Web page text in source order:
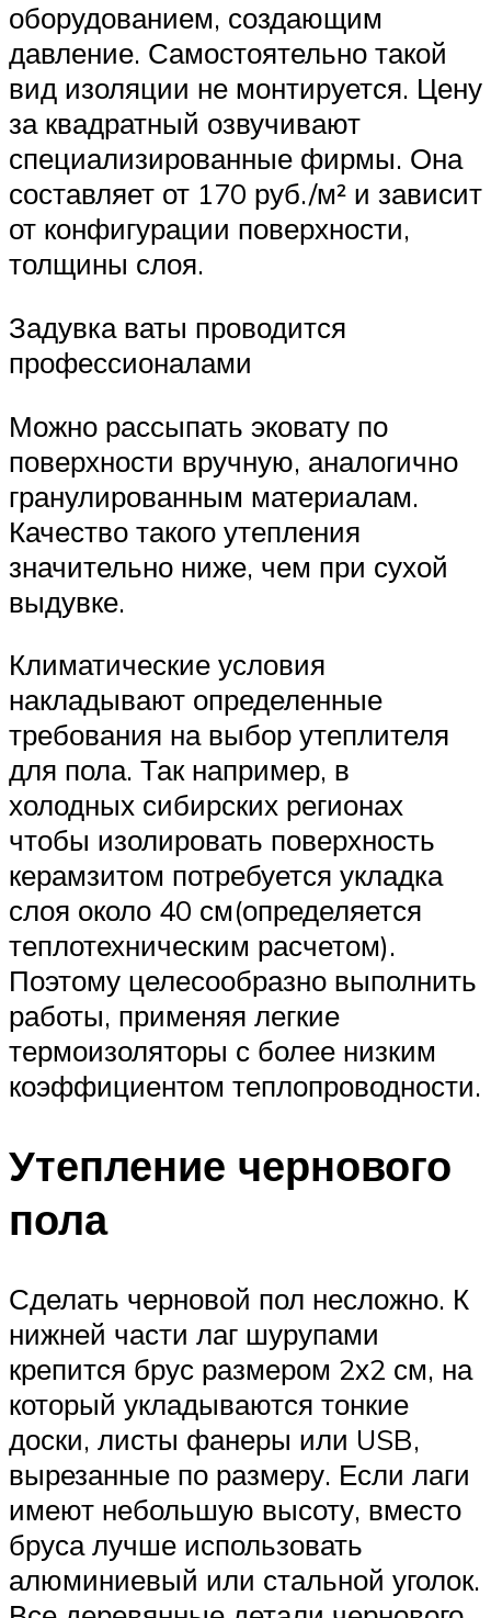
оборудованием, создающим
давление. Самостоятельно такой
вид изоляции не монтируется. Цену
за квадратный озвучивают
специализированные фирмы. Она
составляет от 170 руб./м² и зависит
от конфигурации поверхности,
толщины слоя.
Задувка ваты проводится
профессионалами
Можно рассыпать эковату по
поверхности вручную, аналогично
гранулированным материалам.
Качество такого утепления
значительно ниже, чем при сухой
выдувке.
Климатические условия
накладывают определенные
требования на выбор утеплителя
для пола. Так например, в
холодных сибирских регионах
чтобы изолировать поверхность
керамзитом потребуется укладка
слоя около 40 см(определяется
теплотехническим расчетом).
Поэтому целесообразно выполнить
работы, применяя легкие
термоизоляторы с более низким
коэффициентом теплопроводности.
Утепление чернового
пола
Сделать черновой пол несложно. К
нижней части лаг шурупами
крепится брус размером 2х2 см, на
который укладываются тонкие
доски, листы фанеры или USB,
вырезанные по размеру. Если лаги
имеют небольшую высоту, вместо
бруса лучше использовать
алюминиевый или стальной уголок.